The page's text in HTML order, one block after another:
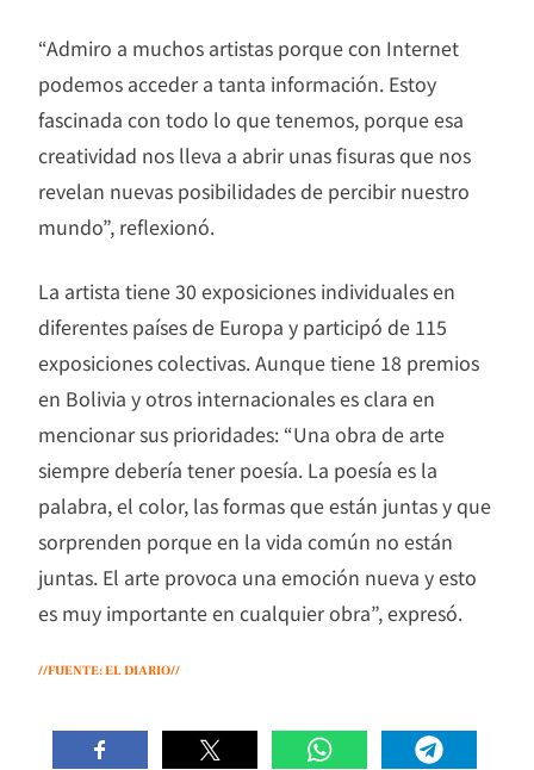
“Admiro a muchos artistas porque con Internet
podemos acceder a tanta información. Estoy
fascinada con todo lo que tenemos, porque esa
creatividad nos lleva a abrir unas fisuras que nos
revelan nuevas posibilidades de percibir nuestro
mundo”, reflexionó.
La artista tiene 30 exposiciones individuales en
diferentes países de Europa y participó de 115
exposiciones colectivas. Aunque tiene 18 premios
en Bolivia y otros internacionales es clara en
mencionar sus prioridades: “Una obra de arte
siempre debería tener poesía. La poesía es la
palabra, el color, las formas que están juntas y que
sorprenden porque en la vida común no están
juntas. El arte provoca una emoción nueva y esto
es muy importante en cualquier obra”, expresó.
//FUENTE: EL DIARIO//